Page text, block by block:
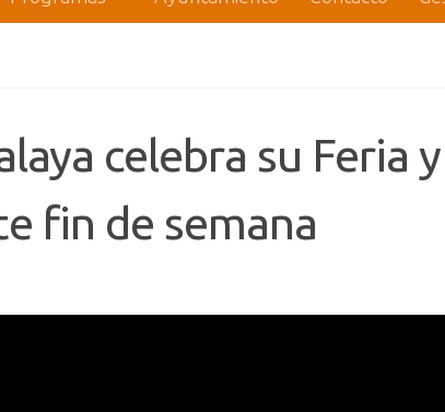
celebra su Feria y
fin de semana